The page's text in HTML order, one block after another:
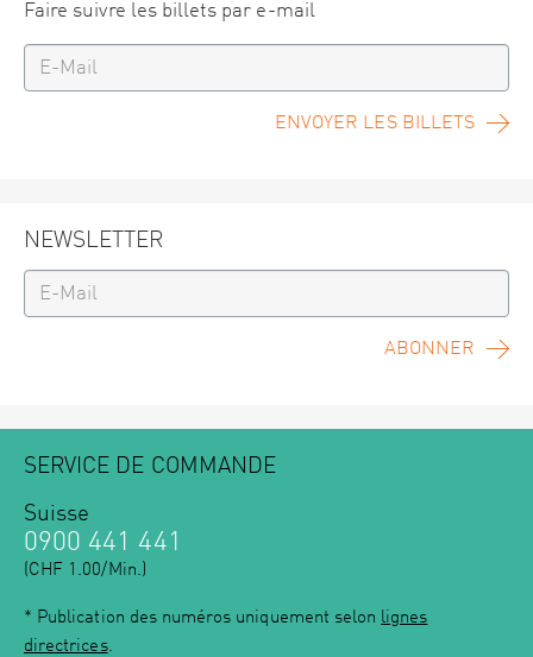
Faire suivre les billets par e-mail
ENVOYER LES BILLETS
NEWSLETTER
ABONNER
SERVICE DE COMMANDE
Suisse
0900 441 441
(CHF 1.00/Min.)
* Publication des numéros uniquement selon lignes
directrices.